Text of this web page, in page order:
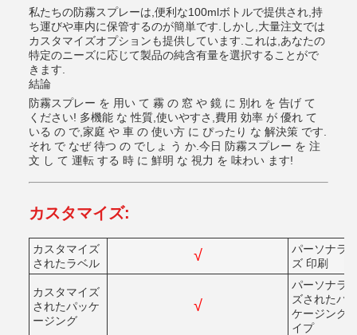
私たちの防霧スプレーは,便利な100mlボトルで提供され,持
ち運びや車内に保管するのが簡単です.しかし,大量注文では
カスタマイズオプションも提供しています.これは,あなたの
特定のニーズに応じて製品の純含有量を選択することがで
きます.
結論
防霧スプレー を 用い て 霧 の 窓 や 鏡 に 別れ を 告げ て
ください! 多機能 な 性質,使いやすさ,費用 効率 が 優れ て
いる の で,家庭 や 車 の 使い方 に ぴったり な 解決策 です.
それ で なぜ 待つ の でしょ う か.今日 防霧スプレー を 注
文 し て 運転 する 時 に 鮮明 な 視力 を 味わい ます!
カスタマイズ:
カスタマイズ
されたラベル
√
パーソナラ
ズ 印刷
カスタマイズ
されたパッケ
ージング
√
パーソナラ
ズされたパ
ケージング
イプ